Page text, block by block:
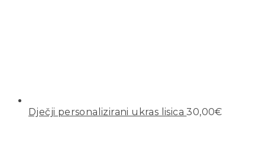
Dječji personalizirani ukras lisica 30,00€